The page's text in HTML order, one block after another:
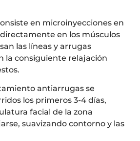
en microinyecciones en
en los músculos
las líneas y arrugas
la consiguiente relajación
antiarrugas se
los primeros 3-4 días,
facial de la zona
suavizando contorno y las